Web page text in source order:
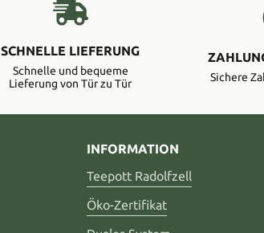
SCHNELLE LIEFERUNG
Schnelle und bequeme
Lieferung von Tür zu Tür
Sichere
INFORMATION
Teepott Radolfzell
Öko-Zertifikat